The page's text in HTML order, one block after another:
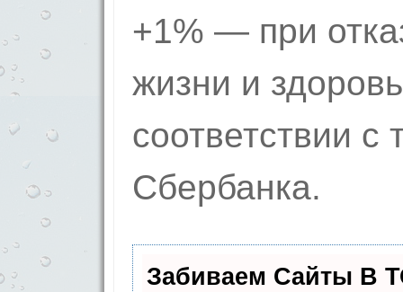
+1% — при
жизни и
соответствии с
Сбербанка.
Забиваем Сайты В